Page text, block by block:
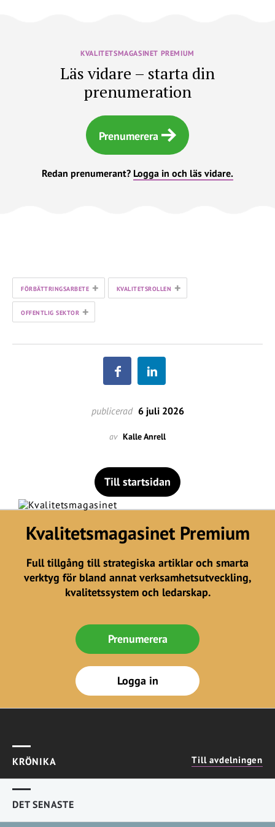
KVALITETSMAGASINET PREMIUM
Läs vidare – starta din
prenumeration
Prenumerera
Redan prenumerant? Logga in och läs vidare.
FÖRBÄTTRINGSARBETE + KVALITETSROLLEN +
OFFENTLIG SEKTOR +
publicerad 6 juli 2026
av Kalle Anrell
Till startsidan
Kvalitetsmagasinet Premium
Full tillgång till strategiska artiklar och smarta
verktyg för bland annat verksamhetsutveckling,
kvalitetssystem och ledarskap.
Prenumerera
Logga in
KRÖNIKA Till avdelningen
DET SENASTE